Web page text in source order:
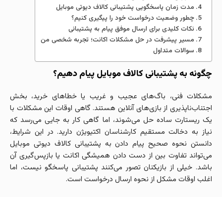
مدت زمان پاسخگویی پشتیبانی کالاف دیوتی موبایل
چطور وضعیت درخواست خود را پیگیری کنیم؟
نکات کلیدی برای ارسال موفق پیام به پشتیبانی
مسیر پیشرفت در حل مشکلات اکانت؛ تجربه شخصی من
سوالات متداول
چگونه به پشتیبانی کالاف موبایل پیام دهیم؟
مشکلات فنی، باگ‌های عجیب و غریب یا خطاهای خرید، بخش
اجتناب‌ناپذیری از بازی‌های آنلاین هستند. گاهی اوقات این مشکلات با
یک ریستارت ساده حل می‌شوند، اما گاهی کار به جایی می‌رسد که
نیاز به دخالت مستقیم کارشناسان اکتیویژن دارید. در این شرایط،
دانستن نحوه صحیح پیام دادن به پشتیبانی کالاف دیوتی موبایل
می‌تواند تفاوت بین از دست دادن همیشگی اکانت یا بازپس‌گیری آن
باشد. خیلی از بازیکنان تصور می‌کنند پشتیبانی پاسخگو نیست، اما
اغلب اوقات مشکل از نحوه ارسال درخواست است.